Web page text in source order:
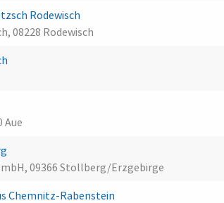
Rodewisch
08228 Rodewisch
Aue
09366 Stollberg/Erzgebirge
Chemnitz-Rabenstein